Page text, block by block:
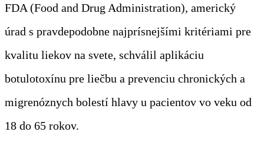
FDA (Food and Drug Administration), americký
úrad s pravdepodobne najprísnejšími kritériami pre
kvalitu liekov na svete, schválil aplikáciu
botulotoxínu pre liečbu a prevenciu chronických a
migrenóznych bolestí hlavy u pacientov vo veku od
18 do 65 rokov.